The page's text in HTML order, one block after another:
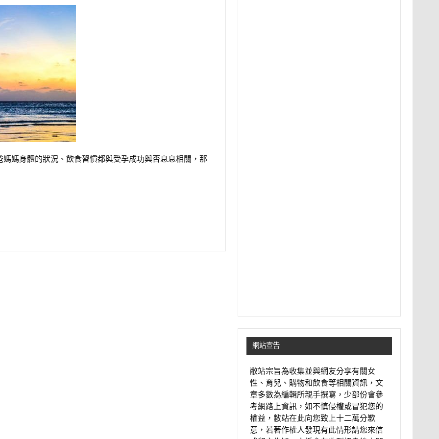
媽身體的狀況、飲食習慣都與受孕成功與否息息相關，那
網站宣告
敝站宗旨為收集並與網友分享有關女
性、育兒、購物和飲食等相關資訊，文
章多數為編輯所親手撰寫，少部份會參
考網路上資訊，如不慎侵權或冒犯您的
權益，敝站在此向您致上十二萬分歉
意，若著作權人發現有此情形請您來信